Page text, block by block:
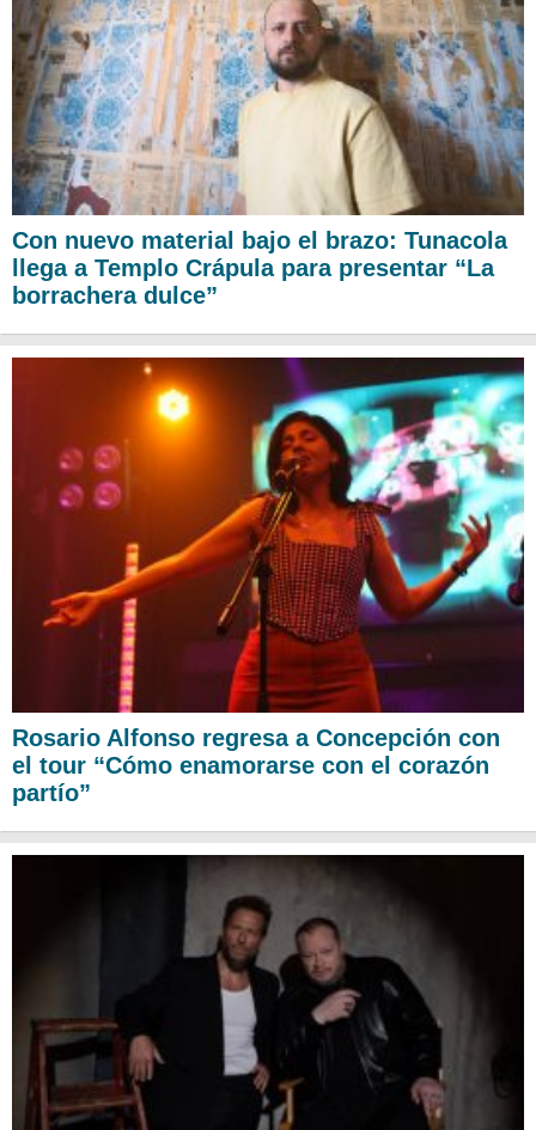
Con nuevo material bajo el brazo: Tunacola
llega a Templo Crápula para presentar “La
borrachera dulce”
Rosario Alfonso regresa a Concepción con
el tour “Cómo enamorarse con el corazón
partío”